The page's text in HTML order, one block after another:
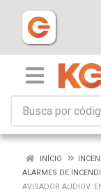
INÍCIO
ALARMES DE
AVISADOR AUDIOV.